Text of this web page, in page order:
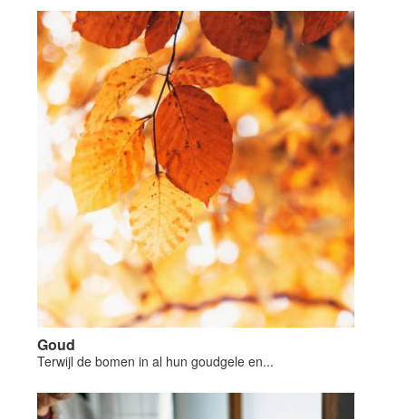
Goud
Terwijl de bomen in al hun goudgele en...